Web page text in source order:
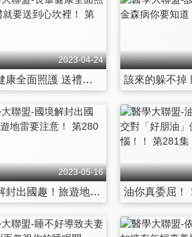
2023-04-24
長輩健康全面照護 送禮就要送到心坎裡！ 第274集
2023-05-16
國境解封出國趣！旅遊地雷要注意！ 第280集